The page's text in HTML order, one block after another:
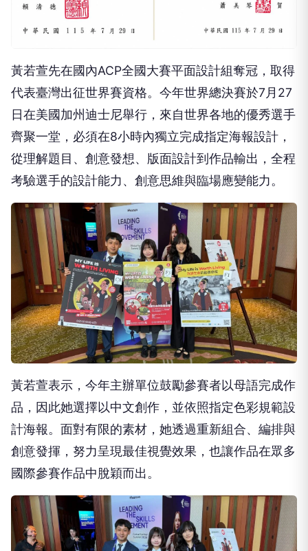
黃若萱先在國內ACP全國大賽平面設計組奪冠，取得
代表臺灣出征世界賽資格。今年世界總決賽於7月27
日在美國加州迪士尼舉行，來自世界各地的優秀選手
齊聚一堂，必須在8小時內獨立完成指定海報設計，
從理解題目、創意發想、版面設計到作品輸出，全程
考驗選手的設計能力、創意思維與臨場應變能力。
黃若萱表示，今年主辦單位鼓勵參賽者以母語完成作
品，因此她選擇以中文創作，並依照指定色彩規範設
計海報。面對有限的素材，她透過重新組合、編排與
創意發揮，努力呈現最佳視覺效果，也讓作品在眾多
國際參賽作品中脫穎而出。